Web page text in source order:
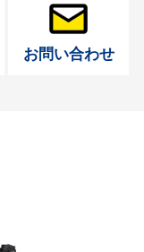
お問い合わせ